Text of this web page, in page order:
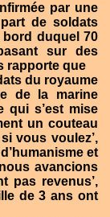
par une
de soldats
duquel 70
sur des
rapporte que
du royaume
de la marine
qui s’est mise
un couteau
vous voulez’,
et
avancions
pas revenus’,
de 3 ans ont